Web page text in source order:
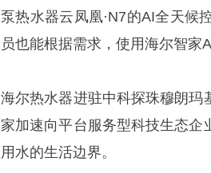
泵热水器云凤凰·N7的AI全天候
员也能根据需求，使用海尔智家
海尔热水器进驻中科探珠穆朗玛
家加速向平台服务型科技生态
用水的生活边界。